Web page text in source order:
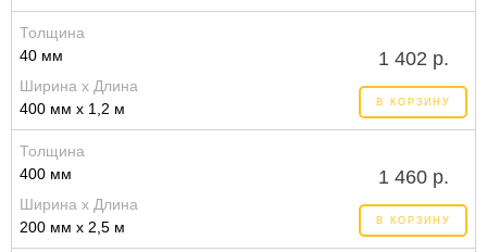
Толщина
40 мм
Ширина x Длина
400 мм x 1,2 м
1 402 р.
В КОРЗИНУ
Толщина
400 мм
Ширина x Длина
200 мм x 2,5 м
1 460 р.
В КОРЗИНУ